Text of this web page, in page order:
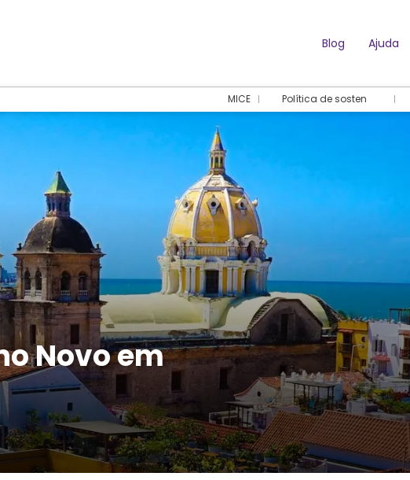
Blog Ajuda
MICE Política de sosten
Novo em